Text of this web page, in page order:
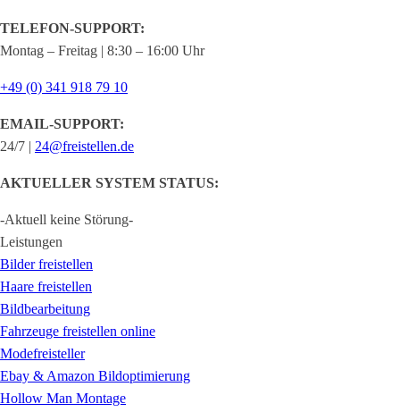
TELEFON-SUPPORT:
Montag – Freitag | 8:30 – 16:00 Uhr
+49 (0) 341 918 79 10
EMAIL-SUPPORT:
24/7 | 24@freistellen.de
AKTUELLER SYSTEM STATUS:
-Aktuell keine Störung-
Leistungen
Bilder freistellen
Haare freistellen
Bildbearbeitung
Fahrzeuge freistellen online
Modefreisteller
Ebay & Amazon Bildoptimierung
Hollow Man Montage